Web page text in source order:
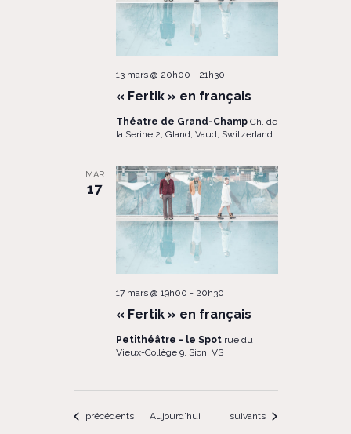
« Fertik » en français
13 mars @ 20h00 - 21h30
Théatre de Grand-Champ Ch. de
la Serine 2, Gland, Vaud, Switzerland
MAR
17
« Fertik » en français
17 mars @ 19h00 - 20h30
Petithéâtre - le Spot rue du
Vieux-Collège 9, Sion, VS
Évènements
précédents Aujourd’hui Évènements
suivants